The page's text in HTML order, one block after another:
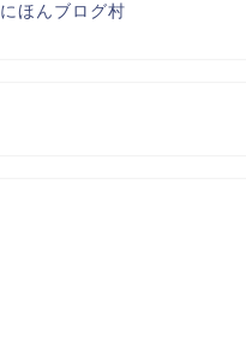
にほんブログ村